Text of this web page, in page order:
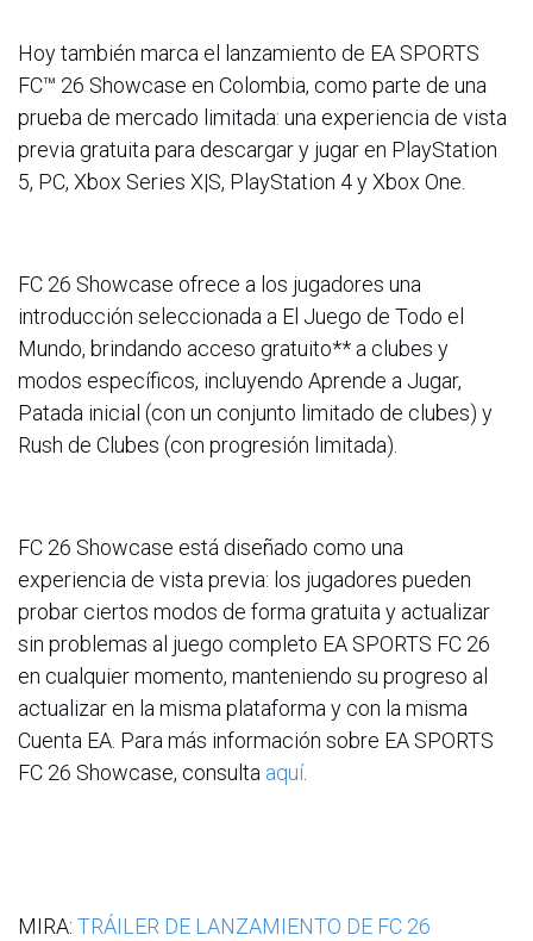
Hoy también marca el lanzamiento de EA SPORTS
FC™ 26 Showcase en Colombia, como parte de una
prueba de mercado limitada: una experiencia de vista
previa gratuita para descargar y jugar en PlayStation
5, PC, Xbox Series X|S, PlayStation 4 y Xbox One.
FC 26 Showcase ofrece a los jugadores una
introducción seleccionada a El Juego de Todo el
Mundo, brindando acceso gratuito** a clubes y
modos específicos, incluyendo Aprende a Jugar,
Patada inicial (con un conjunto limitado de clubes) y
Rush de Clubes (con progresión limitada).
FC 26 Showcase está diseñado como una
experiencia de vista previa: los jugadores pueden
probar ciertos modos de forma gratuita y actualizar
sin problemas al juego completo EA SPORTS FC 26
en cualquier momento, manteniendo su progreso al
actualizar en la misma plataforma y con la misma
Cuenta EA. Para más información sobre EA SPORTS
FC 26 Showcase, consulta aquí.
MIRA: TRÁILER DE LANZAMIENTO DE FC 26